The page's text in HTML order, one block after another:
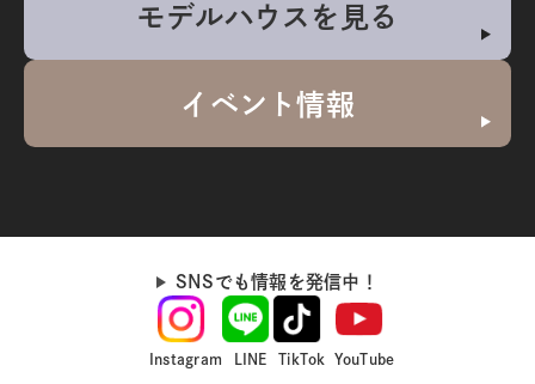
モデルハウスを見る
イベント情報
SNSでも情報を発信中！
Instagram LINE TikTok YouTube